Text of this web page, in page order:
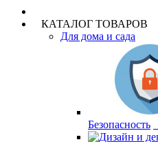
КАТАЛОГ ТОВАРОВ
Для дома и сада
Безопасность